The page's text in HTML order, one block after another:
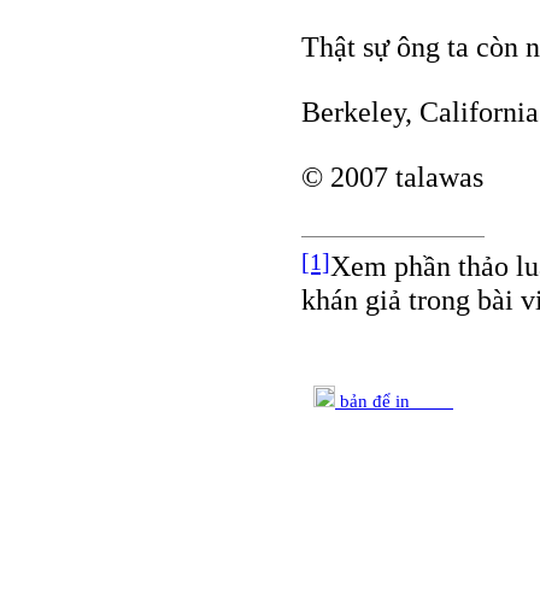
Thật sự ông ta còn
Berkeley,
© 2007 talawas
[1]Xem phần thảo
khán giả trong bài
bản để in